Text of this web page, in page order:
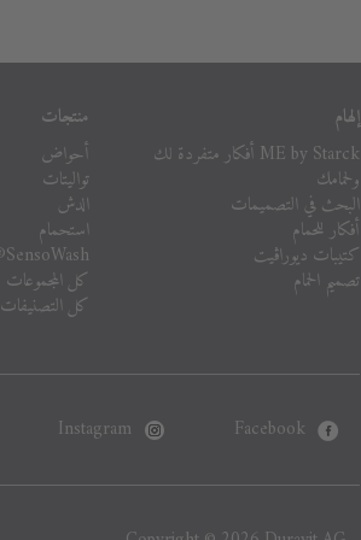
إلهام
ME by Starck أفكار متفردة لك
ولحمامك
البحث في التصميمات
أفكار للحمام
كتيبات ديوراڨيت
تصميم الحمام
منتجات
أحواض
تواليتات
الدش
استحمام
SensoWash®
كل المجموعات
كل التصنيفات
Facebook
Instagram